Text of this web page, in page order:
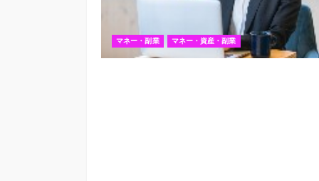
マネー・副業 マネー・資産・副業